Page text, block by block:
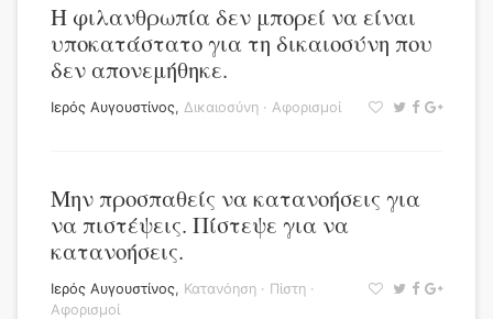
Η φιλανθρωπία δεν μπορεί να είναι
υποκατάστατο για τη δικαιοσύνη που
δεν απονεμήθηκε.
Ιερός Αυγουστίνος, Δικαιοσύνη · Αφορισμοί
Μην προσπαθείς να κατανοήσεις για
να πιστέψεις. Πίστεψε για να
κατανοήσεις.
Ιερός Αυγουστίνος, Κατανόηση · Πίστη ·
Αφορισμοί